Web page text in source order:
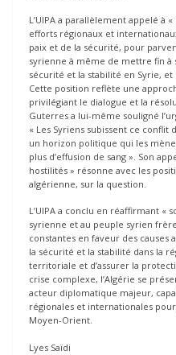
L’UIPA a parallèlement appelé à
efforts régionaux et
paix et de la sécurité, pour
syrienne à même de mettre fin à
sécurité et la stabilité en Syrie,
Cette position reflète une
privilégiant le dialogue et la
Guterres a lui-même souligné
« Les Syriens subissent ce conflit
un horizon politique qui les
plus d’effusion de sang ». Son
hostilités » résonne avec les
algérienne, sur la question.
L’UIPA a conclu en réaffirmant «
syrienne et au peuple syrien
constantes en faveur des causes
la sécurité et la stabilité dans la
territoriale et d’assurer la
crise complexe, l’Algérie se
acteur diplomatique majeur,
régionales et internationales
Moyen-Orient.
Lyes Saïdi